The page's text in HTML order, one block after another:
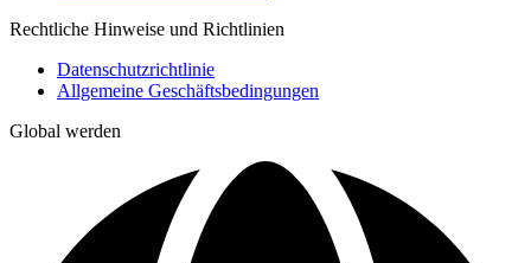
Rechtliche Hinweise und Richtlinien
Datenschutzrichtlinie
Allgemeine Geschäftsbedingungen
Global werden